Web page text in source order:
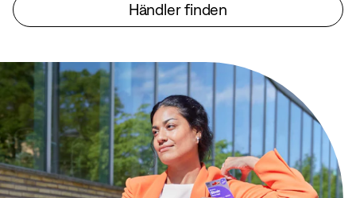
Händler finden